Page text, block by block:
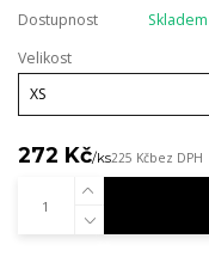
Dostupnost
Velikost
272 Kč/ks225 Kčbez DPH